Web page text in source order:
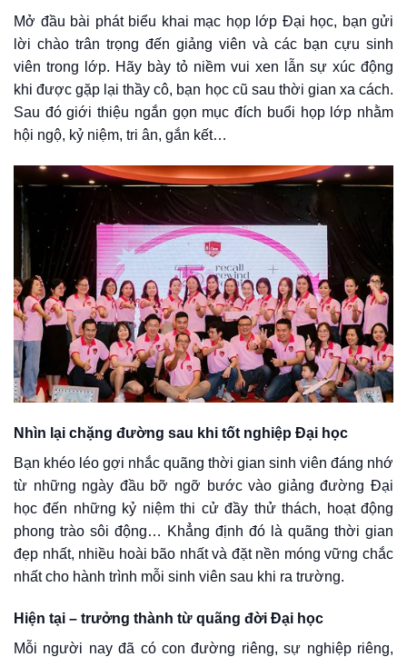
Mở đầu bài phát biểu khai mạc họp lớp Đại học, bạn gửi
lời chào trân trọng đến giảng viên và các bạn cựu sinh
viên trong lớp. Hãy bày tỏ niềm vui xen lẫn sự xúc động
khi được gặp lại thầy cô, bạn học cũ sau thời gian xa cách.
Sau đó giới thiệu ngắn gọn mục đích buổi họp lớp nhằm
hội ngộ, kỷ niệm, tri ân, gắn kết…
Nhìn lại chặng đường sau khi tốt nghiệp Đại học
Bạn khéo léo gợi nhắc quãng thời gian sinh viên đáng nhớ
từ những ngày đầu bỡ ngỡ bước vào giảng đường Đại
học đến những kỷ niệm thi cử đầy thử thách, hoạt động
phong trào sôi động… Khẳng định đó là quãng thời gian
đẹp nhất, nhiều hoài bão nhất và đặt nền móng vững chắc
nhất cho hành trình mỗi sinh viên sau khi ra trường.
Hiện tại – trưởng thành từ quãng đời Đại học
Mỗi người nay đã có con đường riêng, sự nghiệp riêng,